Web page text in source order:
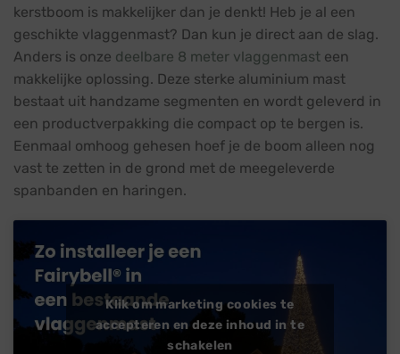
kerstboom is makkelijker dan je denkt! Heb je al een
geschikte vlaggenmast? Dan kun je direct aan de slag.
Anders is onze deelbare 8 meter vlaggenmast een
makkelijke oplossing. Deze sterke aluminium mast
bestaat uit handzame segmenten en wordt geleverd in
een productverpakking die compact op te bergen is.
Eenmaal omhoog gehesen hoef je de boom alleen nog
vast te zetten in de grond met de meegeleverde
spanbanden en haringen.
Klik om marketing cookies te
accepteren en deze inhoud in te
schakelen